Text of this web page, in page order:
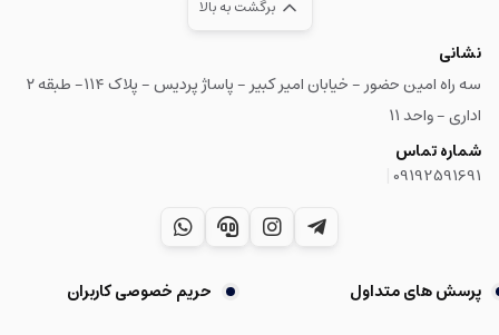
برگشت به بالا
نشانی
سه راه امین حضور - خیابان امیر کبیر - پاساژ پردیس - پلاک ۱۱۴- طبقه ۲
اداری - واحد ۱۱
شماره تماس
09192591691
پرسش های متداول حریم خصوصی کاربران